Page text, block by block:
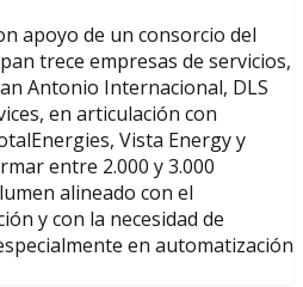
apoyo de un consorcio del
trece empresas de servicios,
Antonio Internacional, DLS
en articulación con
Vista Energy y
entre 2.000 y 3.000
alineado con el
y con la necesidad de
en automatización